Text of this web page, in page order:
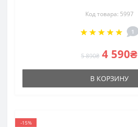
Код товара: 5997
1
5 890₴ 4 590₴
В КОРЗИНУ
-15%